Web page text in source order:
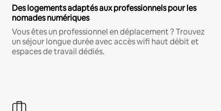
Des logements adaptés aux professionnels pour les
nomades numériques
Vous êtes un professionnel en déplacement ? Trouvez
un séjour longue durée avec accès wifi haut débit et
espaces de travail dédiés.